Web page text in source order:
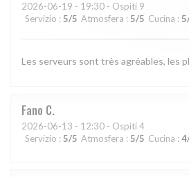
2026-06-19 - 19:30 - Ospiti 9
Servizio : 5/5 Atmosfera : 5/5 Cucina : 5
Les serveurs sont très agréables, les
Fano C
2026-06-13 - 12:30 - Ospiti 4
Servizio : 5/5 Atmosfera : 5/5 Cucina : 4